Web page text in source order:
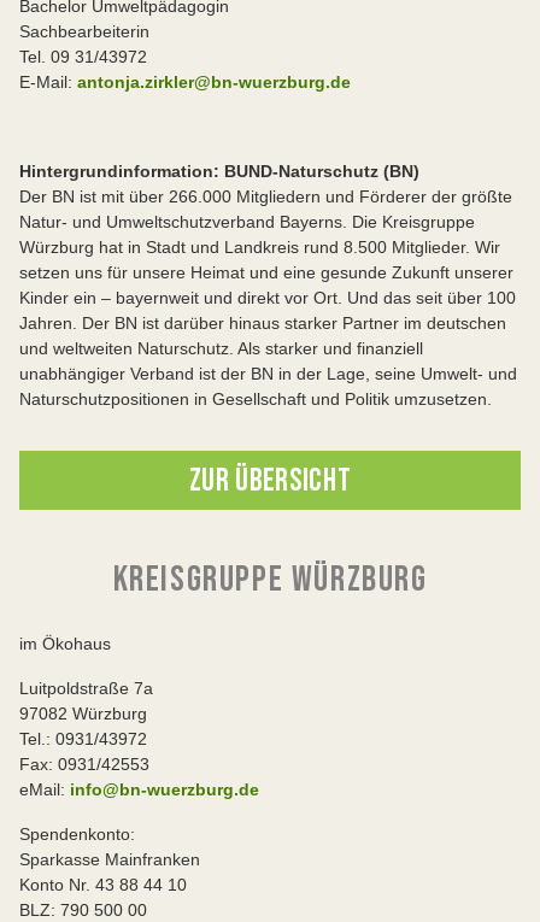
Bachelor Umweltpädagogin
Sachbearbeiterin
Tel. 09 31/43972
E-Mail: antonja.zirkler@bn-wuerzburg.de
Hintergrundinformation: BUND-Naturschutz (BN)
Der BN ist mit über 266.000 Mitgliedern und Förderer der größte
Natur- und Umweltschutzverband Bayerns. Die Kreisgruppe
Würzburg hat in Stadt und Landkreis rund 8.500 Mitglieder. Wir
setzen uns für unsere Heimat und eine gesunde Zukunft unserer
Kinder ein – bayernweit und direkt vor Ort. Und das seit über 100
Jahren. Der BN ist darüber hinaus starker Partner im deutschen
und weltweiten Naturschutz. Als starker und finanziell
unabhängiger Verband ist der BN in der Lage, seine Umwelt- und
Naturschutzpositionen in Gesellschaft und Politik umzusetzen.
ZUR ÜBERSICHT
KREISGRUPPE WÜRZBURG
im Ökohaus
Luitpoldstraße 7a
97082 Würzburg
Tel.: 0931/43972
Fax: 0931/42553
eMail: info@bn-wuerzburg.de
Spendenkonto:
Sparkasse Mainfranken
Konto Nr. 43 88 44 10
BLZ: 790 500 00